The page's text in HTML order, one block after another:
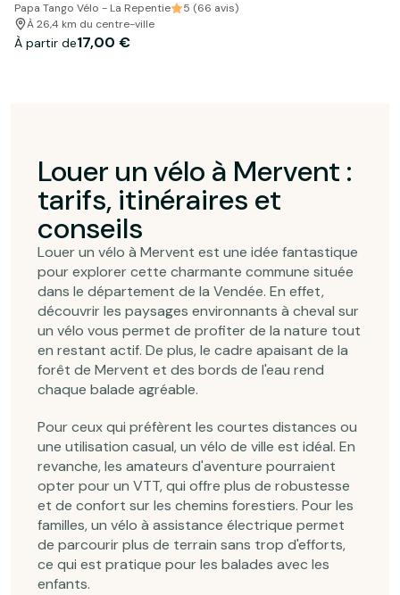
Papa Tango Vélo - La Repentie
5 (66 avis)
À 26,4 km du centre-ville
À partir de17,00 €
Louer un vélo à Mervent :
tarifs, itinéraires et
conseils
Louer un vélo à Mervent est une idée fantastique
pour explorer cette charmante commune située
dans le département de la Vendée. En effet,
découvrir les paysages environnants à cheval sur
un vélo vous permet de profiter de la nature tout
en restant actif. De plus, le cadre apaisant de la
forêt de Mervent et des bords de l'eau rend
chaque balade agréable.
Pour ceux qui préfèrent les courtes distances ou
une utilisation casual, un vélo de ville est idéal. En
revanche, les amateurs d'aventure pourraient
opter pour un VTT, qui offre plus de robustesse
et de confort sur les chemins forestiers. Pour les
familles, un vélo à assistance électrique permet
de parcourir plus de terrain sans trop d'efforts,
ce qui est pratique pour les balades avec les
enfants.